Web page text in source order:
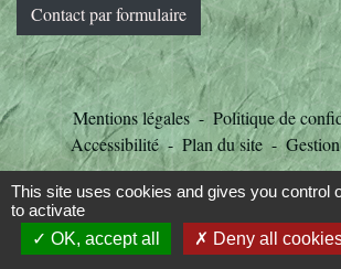
Contact par formulaire
Mentions légales - Politique de
Accessibilité - Plan du site -
Site créé en partenariat avec Réseau
This site uses cookies and gives you control
to activate
OK, accept all
Deny all